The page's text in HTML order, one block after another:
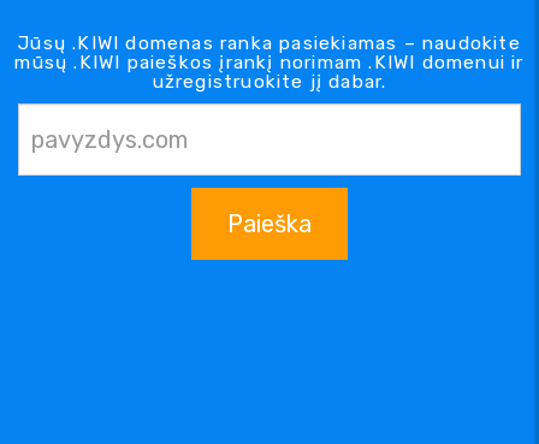
Jūsų .KIWI domenas ranka pasiekiamas – naudokite
mūsų .KIWI paieškos įrankį norimam .KIWI domenui ir
užregistruokite jį dabar.
Paieška